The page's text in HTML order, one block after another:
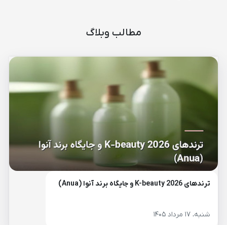
مطالب وبلاگ
ترندهای K-beauty 2026 و جایگاه برند آنوا (Anua)
شنبه، ۱۷ مرداد ۱۴۰۵